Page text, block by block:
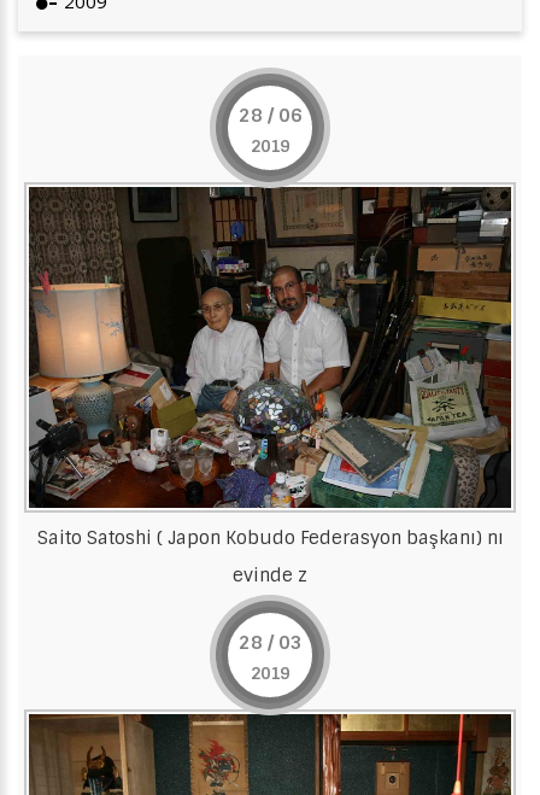
28 / 06
2019
Saito Satoshi ( Japon Kobudo Federasyon başkanı) nı
evinde z
28 / 03
2019